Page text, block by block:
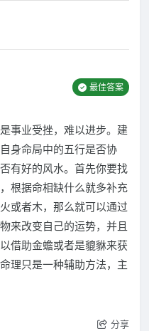
最佳答案
事业受挫，难以进步。建
身命局中的五行是否协
有好的风水。首先你要找
根据命相缺什么就多补充
或者木，那么就可以通过
来改变自己的运势，并且
借助金蟾或者是貔貅来获
理只是一种辅助方法，主
分享